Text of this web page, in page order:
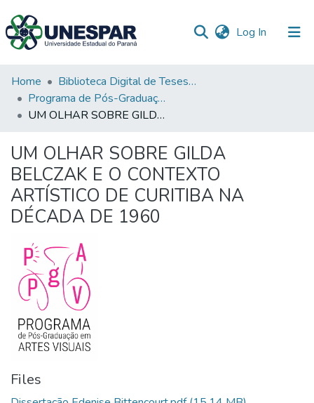
Log In (current)
Communities
&
Collections
Statistics
Home
Biblioteca Digital de Teses e Dissertações da UNESPAR
Programa de Pós-Graduação em Artes Visuais - PPGAV
UM OLHAR SOBRE GILDA BELCZAK E O CONTEXTO ARTÍSTICO DE CURITIBA NA DÉCADA DE 1960
UM OLHAR SOBRE GILDA
BELCZAK E O CONTEXTO
ARTÍSTICO DE CURITIBA NA
DÉCADA DE 1960
Files